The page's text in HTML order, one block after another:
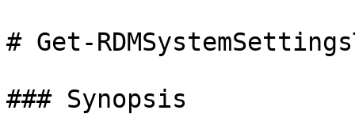
# Get-
### Synopsis